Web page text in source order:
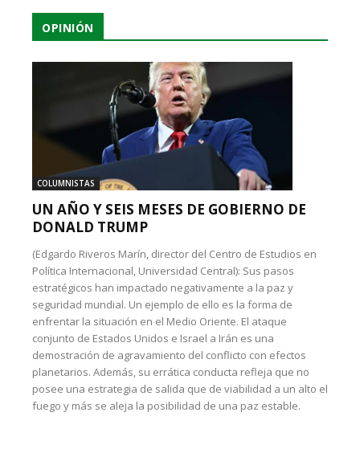
OPINIÓN
COLUMNISTAS
UN AÑO Y SEIS MESES DE GOBIERNO DE
DONALD TRUMP
(Edgardo Riveros Marín, director del Centro de Estudios en
Política Internacional, Universidad Central): Sus pasos
estratégicos han impactado negativamente a la paz y
seguridad mundial. Un ejemplo de ello es la forma de
enfrentar la situación en el Medio Oriente. El ataque
conjunto de Estados Unidos e Israel a Irán es una
demostración de agravamiento del conflicto con efectos
planetarios. Además, su errática conducta refleja que no
posee una estrategia de salida que de viabilidad a un alto el
fuego y más se aleja la posibilidad de una paz estable.